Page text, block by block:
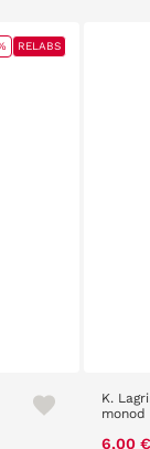
RELABS
K.
monod
6,00 €